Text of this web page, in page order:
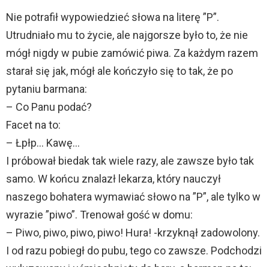
Nie potrafił wypowiedzieć słowa na literę ”P”.
Utrudniało mu to życie, ale najgorsze było to, że nie
mógł nigdy w pubie zamówić piwa. Za każdym razem
starał się jak, mógł ale kończyło się to tak, że po
pytaniu barmana:
– Co Panu podać?
Facet na to:
– Łpłp… Kawę…
I próbował biedak tak wiele razy, ale zawsze było tak
samo. W końcu znalazł lekarza, który nauczył
naszego bohatera wymawiać słowo na ”P”, ale tylko w
wyrazie ”piwo”. Trenował gość w domu:
– Piwo, piwo, piwo, piwo! Hura! -krzyknął zadowolony.
I od razu pobiegł do pubu, tego co zawsze. Podchodzi